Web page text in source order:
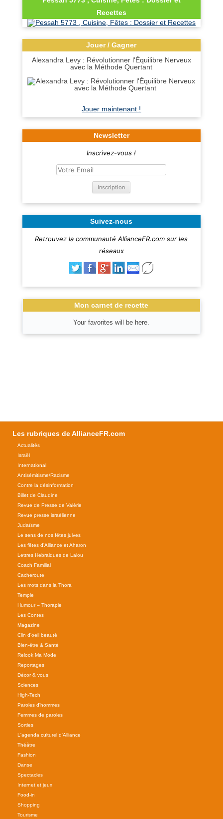
Recettes
Jouer / Gagner
Alexandra Levy : Révolutionner l'Équilibre Nerveux
avec la Méthode Quertant
Jouer maintenant !
Newsletter
Inscrivez-vous !
Suivez-nous
Retrouvez la communauté AllianceFR.com sur les
réseaux
Mon carnet de recette
Your favorites will be here.
Les rubriques de AllianceFR.com
Actualités
Israël
International
Antisémitisme/Racisme
Contre la désinformation
Billet de Claudine
Revue de Presse de Valérie
Revue presse israélienne
Judaïsme
Le sens de nos fêtes juives
Les fêtes d'Alliance et Aharon
Lettres Hebraiques de Lalou
Coach Familial
Cacheroute
Les mots dans la Thora
Temple
Humour – Thorapie
Les Contes
Magazine
Clin d'oeil beauté
Bien-être & Santé
Relook Ma Mode
Reportages
Décor & vous
Sciences
High-Tech
Paroles d'hommes
Femmes de paroles
Sorties
L'agenda culturel d'Alliance
Théâtre
Fashion
Danse
Spectacles
Internet et jeux
Food-in
Shopping
Tourisme